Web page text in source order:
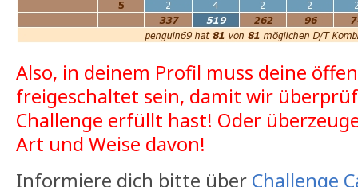
Also, in deinem Profil muss deine
freigeschaltet sein, damit wir
Challenge erfüllt hast! Oder
Art und Weise davon!
Informiere dich bitte über Challenge